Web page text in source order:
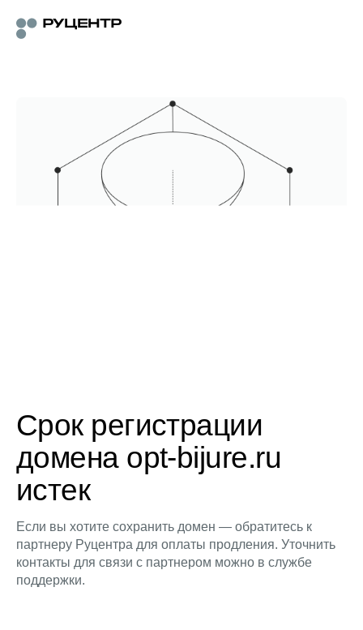
Срок регистрации
домена opt-bijure.ru
истек
Если вы хотите сохранить домен — обратитесь к
партнеру Руцентра для оплаты продления. Уточнить
контакты для связи с партнером можно в службе
поддержки.